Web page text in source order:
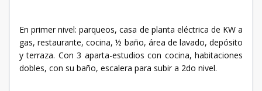
En primer nivel: parqueos, casa de planta eléctrica de KW a
gas, restaurante, cocina, ½ baño, área de lavado, depósito
y terraza. Con 3 aparta-estudios con cocina, habitaciones
dobles, con su baño, escalera para subir a 2do nivel.